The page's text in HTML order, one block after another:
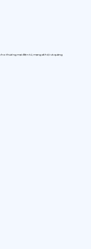
thương mại điện tử, mạng xã hội và quảng